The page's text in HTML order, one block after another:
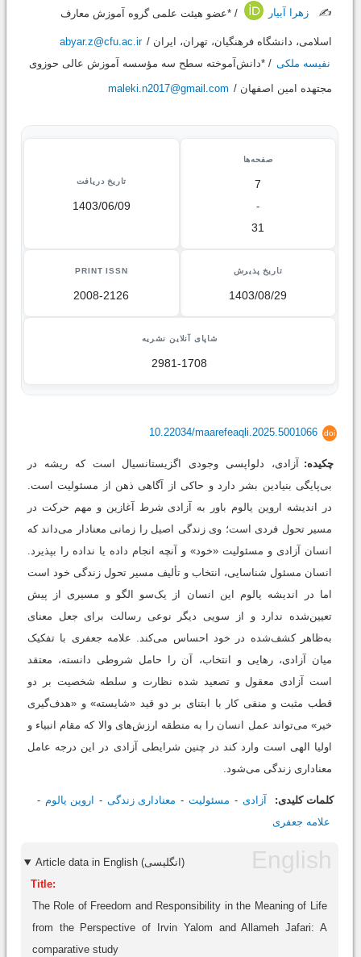
✍️
زهرا آبیار / *عضو هیئت علمی گروه آموزش معارف
اسلامی، دانشگاه فرهنگیان، تهران، ایران / abyar.z@cfu.ac.ir
نفیسه ملکی / *دانش‌آموخته سطح سه مؤسسه آموزش عالی حوزوی
مجتهده امین اصفهان / maleki.n2017@gmail.com
صفحه‌ها
7
-
31
تاریخ دریافت
1403/06/09
تاریخ پذیرش
1403/08/29
PRINT ISSN
2008-2126
شاپای آنلاین نشریه
2981-1708
doi
10.22034/maarefeaqli.2025.5001066
چکیده:
آزادی، دلواپسی وجودی اگزیستانسیال است که ریشه در
بی‌پایگی بنیادین بشر دارد و حاکی از آگاهی ذهن از مسئولیت است.
در اندیشه اروین یالوم باور به آزادی شرط آغازین و مهم حرکت در
مسیر تحول فردی است؛ وی زندگی اصیل را زمانی معنادار می‌داند که
انسان آزادی و مسئولیت «خود» و آنچه انجام داده یا نداده را بپذیرد.
انسان مسئول شناسایی، انتخاب و تألیف مسیر تحول زندگی خود است
اما در اندیشه یالوم این انسان از یک‌سو الگو و مسیری از پیش
تعیین‌شده ندارد و از سویی دیگر نوعی رسالت برای جعل معنای
به‌ظاهر کشف‌شده در خود احساس می‌کند. علامه جعفری با تفکیک
میان آزادی، رهایی و انتخاب، آن‌ را حامل شروطی دانسته، معتقد
است آزادی معقول و تصعید شده نظارت و سلطه شخصیت بر دو
قطب مثبت و منفی کار با ابتنای بر دو قید «شایسته» و «هدف‌گیری
خیر» می‌تواند عمل انسان را به منطقه ارزش‌های والا که مقام انبیاء و
اولیا الهی است وارد کند در چنین شرایطی آزادی در این درجه عامل
معناداری زندگی می‌شود.
کلمات کلیدی: آزادی مسئولیت معناداری زندگی
اروین یالوم
علامه جعفری
Article data in English (انگلیسی)
Title:
The Role of Freedom and Responsibility in the Meaning of Life
from the Perspective of Irvin Yalom and Allameh Jafari: A
comparative study